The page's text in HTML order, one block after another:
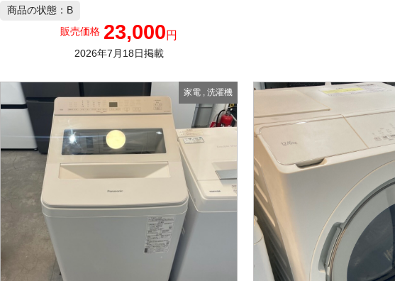
商品の状態：B
販売価格 23,000円
2026年7月18日掲載
家電, 洗濯機